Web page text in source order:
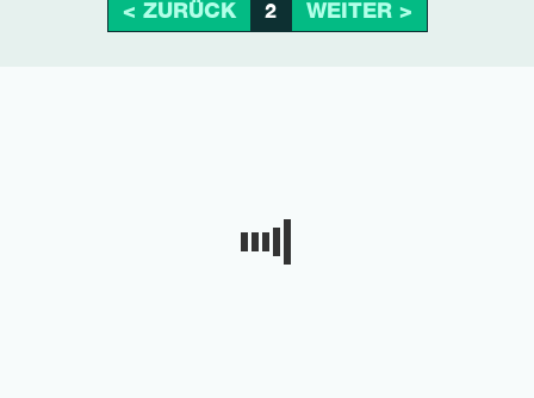
< ZURÜCK 2 WEITER >